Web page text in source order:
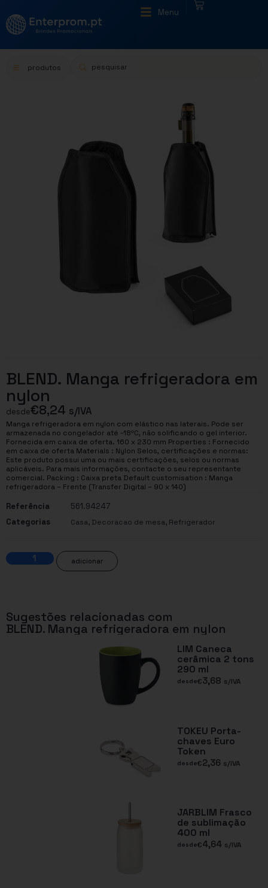
Menu
produtos
BLEND. Manga refrigeradora em
nylon
desde€8,24 s/IVA
Manga refrigeradora em nylon com elástico nas laterais. Pode ser
armazenada no congelador até -18ºC, não solificando o gel interior.
Fornecida em caixa de oferta. 160 x 230 mm Properties : Fornecido
em caixa de oferta Materials : Nylon Selos, certificações e normas:
Este produto possui uma ou mais certificações, selos ou normas
aplicáveis. Para mais informações, contacte o seu representante
comercial. Packing : Caixa preta Default customisation : Manga
refrigeradora – Frente (Transfer Digital – 90 x 140)
Referência
561.94247
Categorias
Casa, Decoracao de mesa, Refrigerador
adicionar
Sugestões relacionadas com
BLEND. Manga refrigeradora em nylon
LIM Caneca
cerâmica 2 tons
290 ml
desde€3,68 s/IVA
TOKEU Porta-
chaves Euro
Token
desde€2,36 s/IVA
JARBLIM Frasco
de sublimação
400 ml
desde€4,64 s/IVA